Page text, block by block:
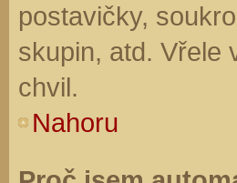
postavičky,
skupin, atd. Vřele
chvil.
Nahoru